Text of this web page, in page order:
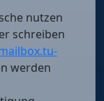
nutzen
schreiben
werden